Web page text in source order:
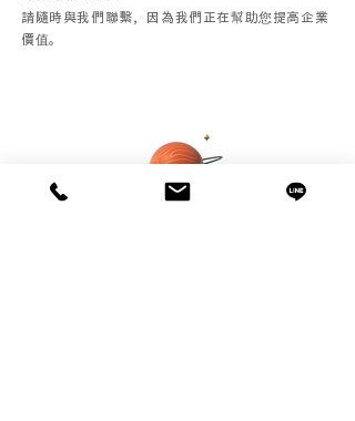
請隨時與我們聯繫，因為我們正在幫助您提高企業
價值。